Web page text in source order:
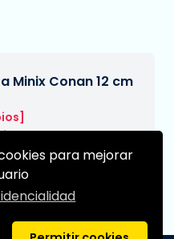
para mejorar
Minix Conan 12 cm